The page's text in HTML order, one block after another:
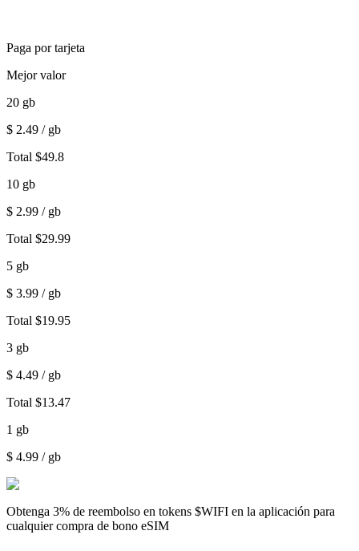
Paga por tarjeta
Mejor valor
20 gb
$ 2.49 / gb
Total $49.8
10 gb
$ 2.99 / gb
Total $29.99
5 gb
$ 3.99 / gb
Total $19.95
3 gb
$ 4.49 / gb
Total $13.47
1 gb
$ 4.99 / gb
Obtenga 3% de reembolso en tokens $WIFI en la aplicación para
cualquier compra de bono eSIM